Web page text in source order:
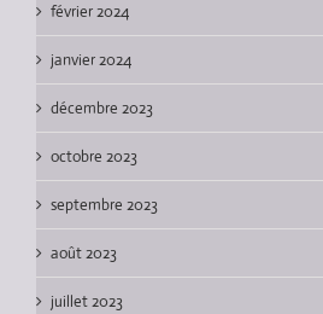
février 2024
janvier 2024
décembre 2023
octobre 2023
septembre 2023
août 2023
juillet 2023